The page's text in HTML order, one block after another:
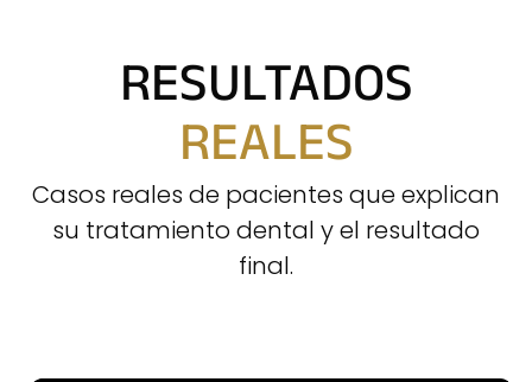
RESULTADOS
REALES
Casos reales de pacientes que explican
su tratamiento dental y el resultado
final.